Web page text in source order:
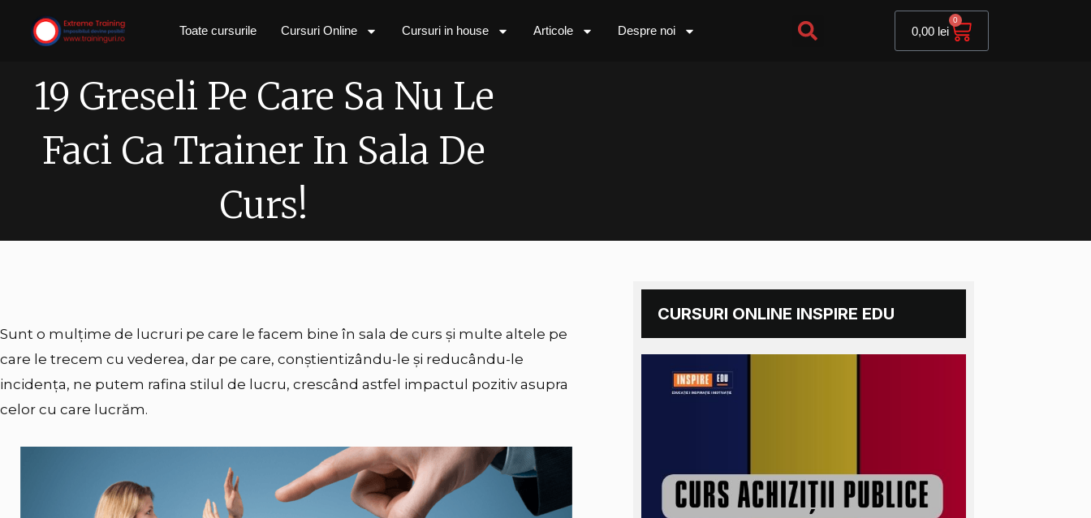
Toate cursurile Cursuri Online Cursuri in house Articole Despre noi 0,00 lei
0
Cart
19 Greseli Pe Care Sa Nu Le
Faci Ca Trainer In Sala De
Curs!
Sunt o mulțime de lucruri pe care le facem bine în sala de curs și multe altele pe
care le trecem cu vederea, dar pe care, conștientizându-le și reducându-le
incidența, ne putem rafina stilul de lucru, crescând astfel impactul pozitiv asupra
celor cu care lucrăm.
CURSURI ONLINE INSPIRE EDU